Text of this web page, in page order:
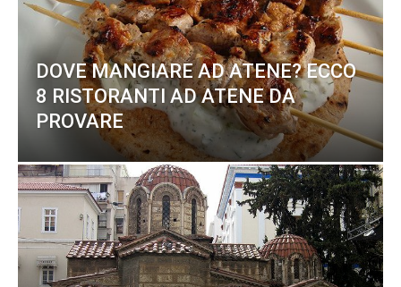
DOVE MANGIARE AD ATENE? ECCO
8 RISTORANTI AD ATENE DA
PROVARE